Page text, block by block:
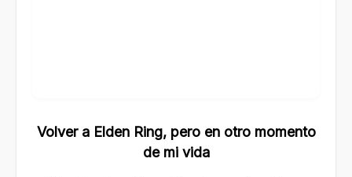
Volver a Elden Ring, pero en otro momento
de mi vida